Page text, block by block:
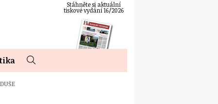
Stáhněte si aktuální
tiskové vydání 16/2026